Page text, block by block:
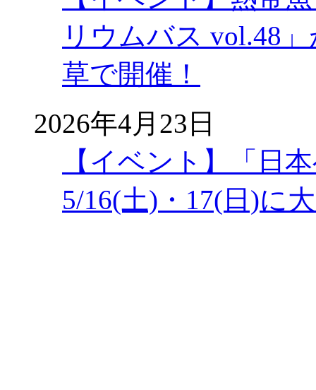
リウムバス vol.48
草で開催！
2026年4月23日
【イベント】「日
5/16(土)・17(日)に